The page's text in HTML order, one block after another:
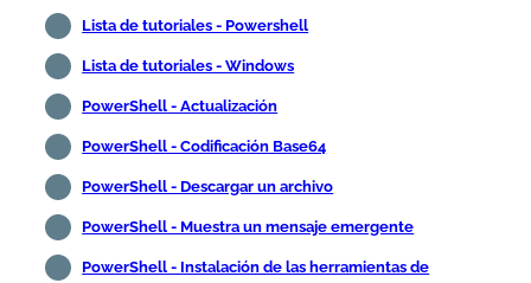
Lista de tutoriales - Powershell
Lista de tutoriales - Windows
PowerShell - Actualización
PowerShell - Codificación Base64
PowerShell - Descargar un archivo
PowerShell - Muestra un mensaje emergente
PowerShell - Instalación de las herramientas de